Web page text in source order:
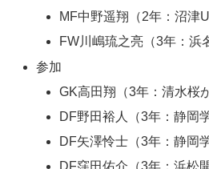
MF中野遥翔（2年：沼津
FW川嶋琉之亮（3年：浜
参加
GK高田翔（3年：清水桜
DF野田裕人（3年：静岡
DF矢澤怜士（3年：静岡